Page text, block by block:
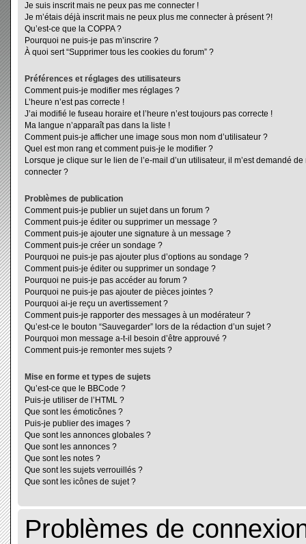
Je suis inscrit mais ne peux pas me connecter !
Je m’étais déjà inscrit mais ne peux plus me connecter à présent ?!
Qu’est-ce que la COPPA ?
Pourquoi ne puis-je pas m’inscrire ?
À quoi sert “Supprimer tous les cookies du forum” ?
Préférences et réglages des utilisateurs
Comment puis-je modifier mes réglages ?
L’heure n’est pas correcte !
J’ai modifié le fuseau horaire et l’heure n’est toujours pas correcte !
Ma langue n’apparaît pas dans la liste !
Comment puis-je afficher une image sous mon nom d’utilisateur ?
Quel est mon rang et comment puis-je le modifier ?
Lorsque je clique sur le lien de l’e-mail d’un utilisateur, il m’est demandé de
connecter ?
Problèmes de publication
Comment puis-je publier un sujet dans un forum ?
Comment puis-je éditer ou supprimer un message ?
Comment puis-je ajouter une signature à un message ?
Comment puis-je créer un sondage ?
Pourquoi ne puis-je pas ajouter plus d’options au sondage ?
Comment puis-je éditer ou supprimer un sondage ?
Pourquoi ne puis-je pas accéder au forum ?
Pourquoi ne puis-je pas ajouter de pièces jointes ?
Pourquoi ai-je reçu un avertissement ?
Comment puis-je rapporter des messages à un modérateur ?
Qu’est-ce le bouton “Sauvegarder” lors de la rédaction d’un sujet ?
Pourquoi mon message a-t-il besoin d’être approuvé ?
Comment puis-je remonter mes sujets ?
Mise en forme et types de sujets
Qu’est-ce que le BBCode ?
Puis-je utiliser de l’HTML ?
Que sont les émoticônes ?
Puis-je publier des images ?
Que sont les annonces globales ?
Que sont les annonces ?
Que sont les notes ?
Que sont les sujets verrouillés ?
Que sont les icônes de sujet ?
Problèmes de